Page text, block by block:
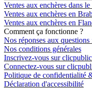
Ventes aux enchères dans
Ventes aux enchères en
Ventes aux enchères en
Comment ça fonctionne ?
Nos réponses aux questions
Nos conditions générales
Inscrivez-vous sur
Connectez-vous sur
Politique de confidentialité
Déclaration d'accessibilité